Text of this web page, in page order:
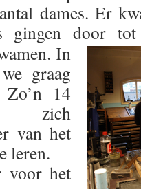
dames. Er
gingen door
In
graag
14
zich
van het
leren.
voor het